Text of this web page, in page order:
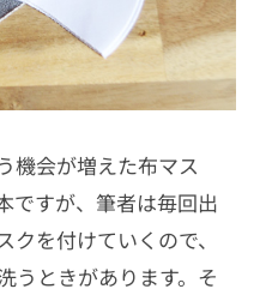
機会が増えた布マス
ですが、筆者は毎回出
を付けていくので、
うときがあります。そ